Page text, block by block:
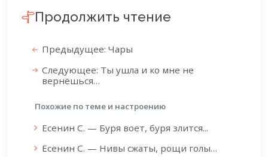
Продолжить чтение
Предыдущее: Чары
Следующее: Ты ушла и ко мне не
вернёшься…
Похожие по теме и настроению
Есенин С. — Буря воет, буря злится...
Есенин С. — Нивы сжаты, рощи голы…